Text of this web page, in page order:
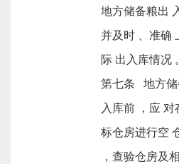
地方储备粮出
并及时 、准确
际 出入库情况
第七条 地方储
入库前 ，应 对
标仓房进行空
，查验仓房及